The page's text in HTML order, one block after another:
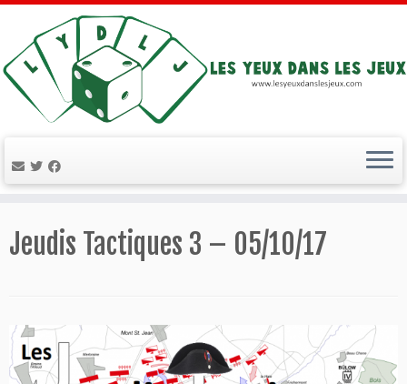
contenu
Jeudis Tactiques 3 – 05/10/17